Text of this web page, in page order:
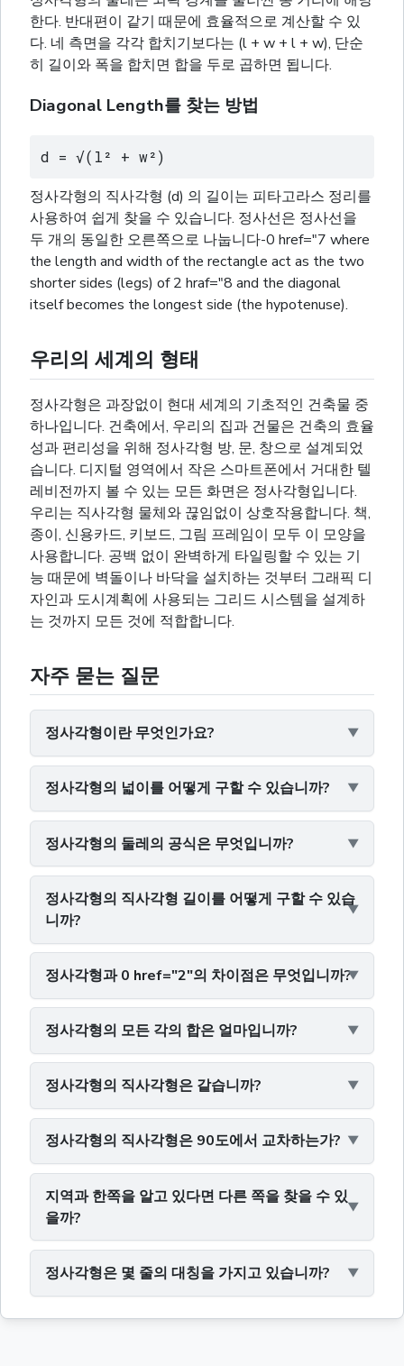
한다. 반대편이 같기 때문에 효율적으로 계산할 수 있
다. 네 측면을 각각 합치기보다는 (l + w + l + w), 단순
히 길이와 폭을 합치면 합을 두로 곱하면 됩니다.
Diagonal Length를 찾는 방법
d = √(l² + w²)
정사각형의 직사각형 (d) 의 길이는 피타고라스 정리를
사용하여 쉽게 찾을 수 있습니다. 정사선은 정사선을
두 개의 동일한 오른쪽으로 나눕니다-0 href="7 where
the length and width of the rectangle act as the two
shorter sides (legs) of 2 hraf="8 and the diagonal
itself becomes the longest side (the hypotenuse).
우리의 세계의 형태
정사각형은 과장없이 현대 세계의 기초적인 건축물 중
하나입니다. 건축에서, 우리의 집과 건물은 건축의 효율
성과 편리성을 위해 정사각형 방, 문, 창으로 설계되었
습니다. 디지털 영역에서 작은 스마트폰에서 거대한 텔
레비전까지 볼 수 있는 모든 화면은 정사각형입니다.
우리는 직사각형 물체와 끊임없이 상호작용합니다. 책,
종이, 신용카드, 키보드, 그림 프레임이 모두 이 모양을
사용합니다. 공백 없이 완벽하게 타일링할 수 있는 기
능 때문에 벽돌이나 바닥을 설치하는 것부터 그래픽 디
자인과 도시계획에 사용되는 그리드 시스템을 설계하
는 것까지 모든 것에 적합합니다.
자주 묻는 질문
정사각형이란 무엇인가요?
정사각형의 넓이를 어떻게 구할 수 있습니까?
정사각형의 둘레의 공식은 무엇입니까?
정사각형의 직사각형 길이를 어떻게 구할 수 있습
니까?
정사각형과 0 href="2"의 차이점은 무엇입니까?
정사각형의 모든 각의 합은 얼마입니까?
정사각형의 직사각형은 같습니까?
정사각형의 직사각형은 90도에서 교차하는가?
지역과 한쪽을 알고 있다면 다른 쪽을 찾을 수 있
을까?
정사각형은 몇 줄의 대칭을 가지고 있습니까?